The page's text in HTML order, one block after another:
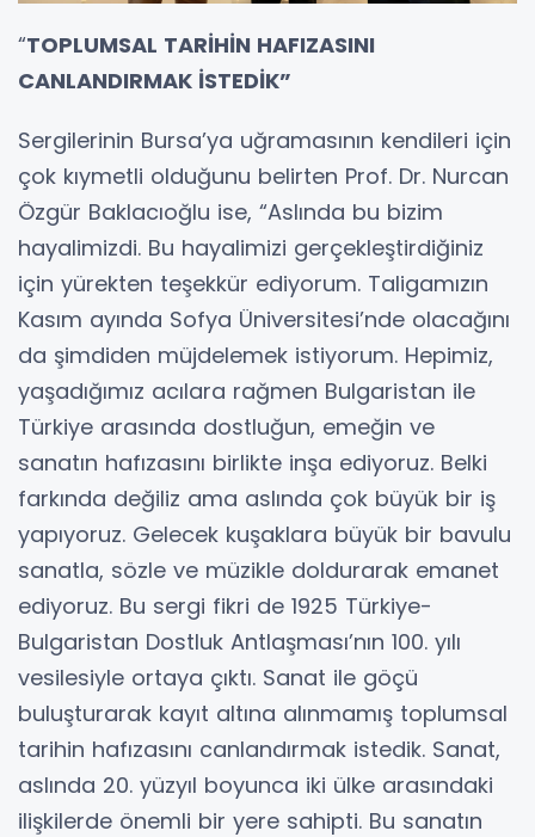
“TOPLUMSAL TARİHİN HAFIZASINI
CANLANDIRMAK İSTEDİK”
Sergilerinin Bursa’ya uğramasının kendileri için
çok kıymetli olduğunu belirten Prof. Dr. Nurcan
Özgür Baklacıoğlu ise, “Aslında bu bizim
hayalimizdi. Bu hayalimizi gerçekleştirdiğiniz
için yürekten teşekkür ediyorum. Taligamızın
Kasım ayında Sofya Üniversitesi’nde olacağını
da şimdiden müjdelemek istiyorum. Hepimiz,
yaşadığımız acılara rağmen Bulgaristan ile
Türkiye arasında dostluğun, emeğin ve
sanatın hafızasını birlikte inşa ediyoruz. Belki
farkında değiliz ama aslında çok büyük bir iş
yapıyoruz. Gelecek kuşaklara büyük bir bavulu
sanatla, sözle ve müzikle doldurarak emanet
ediyoruz. Bu sergi fikri de 1925 Türkiye-
Bulgaristan Dostluk Antlaşması’nın 100. yılı
vesilesiyle ortaya çıktı. Sanat ile göçü
buluşturarak kayıt altına alınmamış toplumsal
tarihin hafızasını canlandırmak istedik. Sanat,
aslında 20. yüzyıl boyunca iki ülke arasındaki
ilişkilerde önemli bir yere sahipti. Bu sanatın